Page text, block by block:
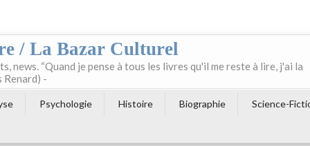
/ La Bazar Culturel
“Quand je pense à tous les livres qu'il me reste à lire, j'ai la
Renard) -
Psychologie Histoire Biographie Science-